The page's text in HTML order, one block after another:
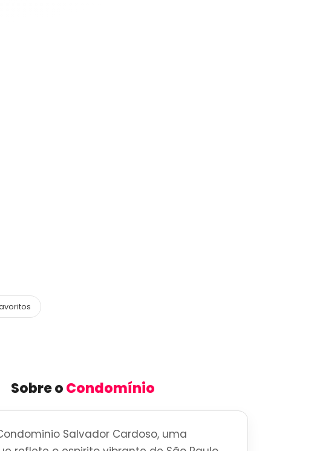
Sobre oCondomínio
Salvador Cardoso, uma